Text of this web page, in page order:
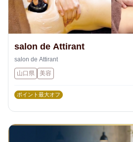
salon de Attirant
salon de Attirant
山口県
美容
ポイント最大オフ